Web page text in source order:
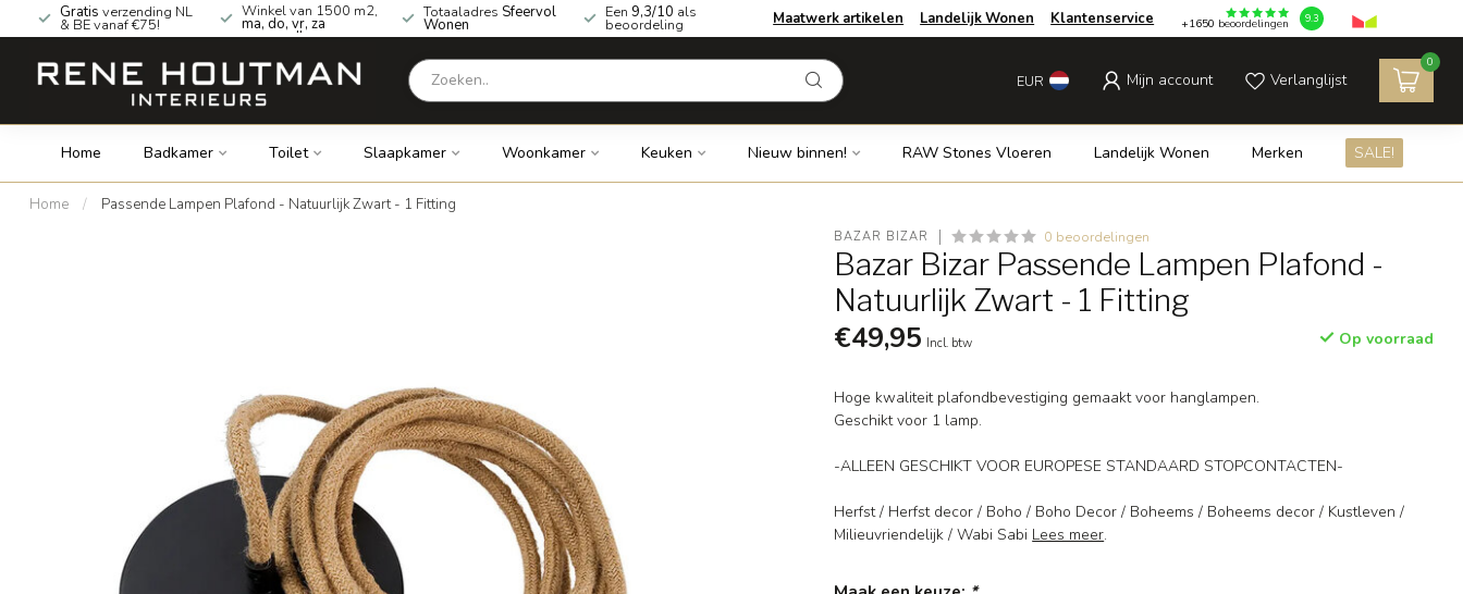
Gratis verzending NL
& BE vanaf €75!
Winkel van 1500 m2,
ma, do, vr, za
geopend!
Totaaladres Sfeervol
Wonen
Een 9,3/10 als
beoordeling Maatwerk artikelen Landelijk Wonen Klantenservice +1650 beoordelingen 9.3
EUR Mijn account Verlanglijst
0
Home Badkamer Toilet Slaapkamer Woonkamer Keuken Nieuw binnen! RAW Stones Vloeren Landelijk Wonen Merken SALE!
Home / Passende Lampen Plafond - Natuurlijk Zwart - 1 Fitting
BAZAR BIZAR 0 beoordelingen
Bazar Bizar Passende Lampen Plafond -
Natuurlijk Zwart - 1 Fitting
€49,95 Incl. btw Op voorraad
Hoge kwaliteit plafondbevestiging gemaakt voor hanglampen.
Geschikt voor 1 lamp.
-ALLEEN GESCHIKT VOOR EUROPESE STANDAARD STOPCONTACTEN-
Herfst / Herfst decor / Boho / Boho Decor / Boheems / Boheems decor / Kustleven /
Milieuvriendelijk / Wabi Sabi Lees meer.